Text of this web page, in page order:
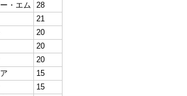
・エム
28
21
20
20
20
15
15